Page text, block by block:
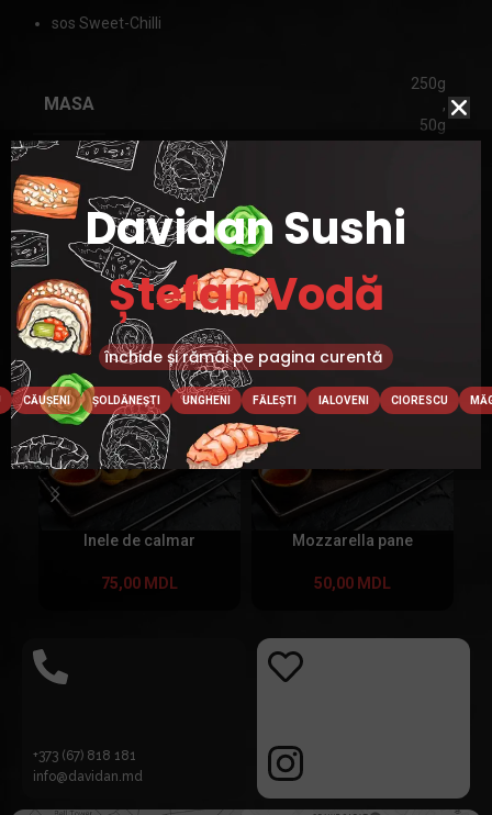
sos Sweet-Chilli
MASA
250g
,
50g
Categorie:Gustări
Produse similare
Inele de calmar
75,00 MDL
Mozzarella pane
50,00 MDL
+373 (67) 818 181
info@davidan.md
Davidan Sushi
Ștefan Vodă
închide și rămâi pe pagina curentă
CĂUȘENI ȘOLDĂNEȘTI UNGHENI FĂLEȘTI IALOVENI CIORESCU